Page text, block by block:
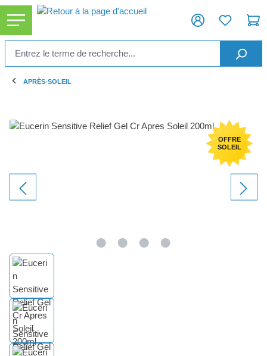
principal
APRÈS-SOLEIL
OFFRE
SOLEIL
Ignorer la galerie d'images